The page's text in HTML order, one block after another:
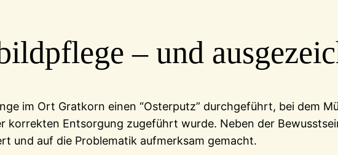
– und
im Ort Gratkorn einen “Osterputz” durchgeführt, bei dem
korrekten Entsorgung zugeführt wurde. Neben der
und auf die Problematik aufmerksam gemacht.